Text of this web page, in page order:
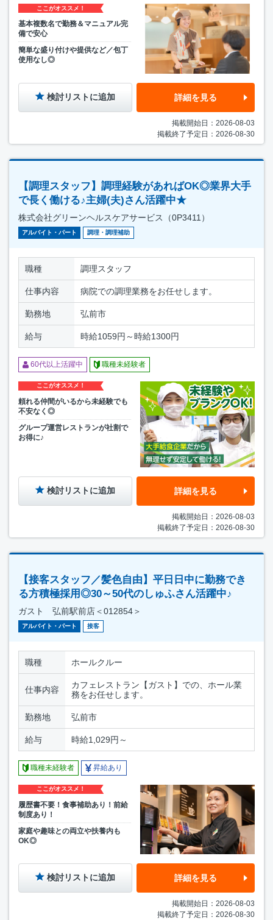
ここがオススメ！
基本複数名で勤務＆マニュアル完
備で安心
簡単な盛り付けや提供など／包丁
使用なし◎
検討リストに追加 詳細を見る
掲載開始日：2026-08-03
掲載終了予定日：2026-08-30
【調理スタッフ】調理経験があればOK◎業界大手
で長く働ける♪主婦(夫)さん活躍中★
株式会社グリーンヘルスケアサービス（0P3411）
アルバイト・パート 調理・調理補助
職種 調理スタッフ
仕事内容 病院での調理業務をお任せします。
勤務地 弘前市
給与 時給1059円～時給1300円
60代以上活躍中 職種未経験者
ここがオススメ！
頼れる仲間がいるから未経験でも
不安なく◎
グループ運営レストランが社割で
お得に♪
検討リストに追加 詳細を見る
掲載開始日：2026-08-03
掲載終了予定日：2026-08-30
【接客スタッフ／髪色自由】平日日中に勤務でき
る方積極採用◎30～50代のしゅふさん活躍中♪
ガスト 弘前駅前店＜012854＞
アルバイト・パート 接客
職種 ホールクルー
仕事内容
カフェレストラン【ガスト】での、ホール業
務をお任せします。
勤務地 弘前市
給与 時給1,029円～
職種未経験者 昇給あり
ここがオススメ！
履歴書不要！食事補助あり！前給
制度あり！
家庭や趣味との両立や扶養内も
OK◎
検討リストに追加 詳細を見る
掲載開始日：2026-08-03
掲載終了予定日：2026-08-30